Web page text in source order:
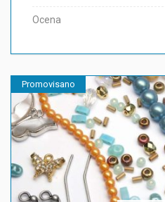
Ocena
Promovisano